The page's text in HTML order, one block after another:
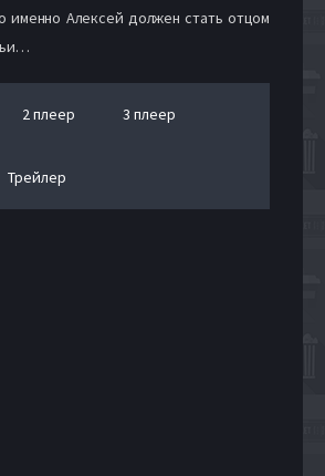
именно Алексей должен стать отцом
2 плеер 3 плеер
Трейлер